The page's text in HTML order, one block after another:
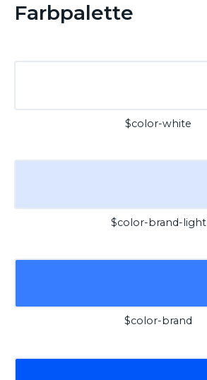
Farbpalette
$color-white
$color-brand-light
$color-brand